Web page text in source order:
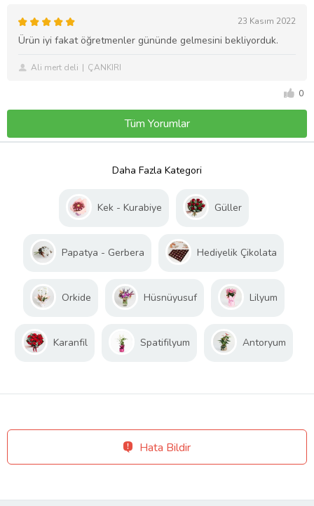
23 Kasım 2022
Ürün iyi fakat öğretmenler gününde gelmesini bekliyorduk.
Ali mert deli ÇANKIRI
0
Tüm Yorumlar
Daha Fazla Kategori
Kek - Kurabiye Güller
Papatya - Gerbera Hediyelik Çikolata
Orkide Hüsnüyusuf Lilyum
Karanfil Spatifilyum Antoryum
Hata Bildir